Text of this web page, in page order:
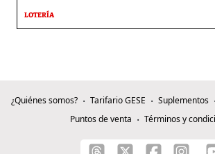
LOTERÍA
¿Quiénes somos? Tarifario GESE Suplementos
Puntos de venta
Términos y